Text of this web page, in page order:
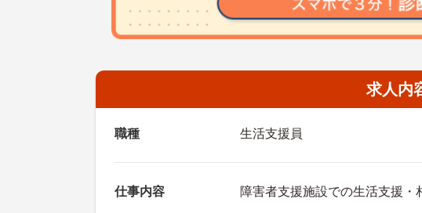
求人内
職種 生活支援員
仕事内容 障害者支援施設での生活支援・